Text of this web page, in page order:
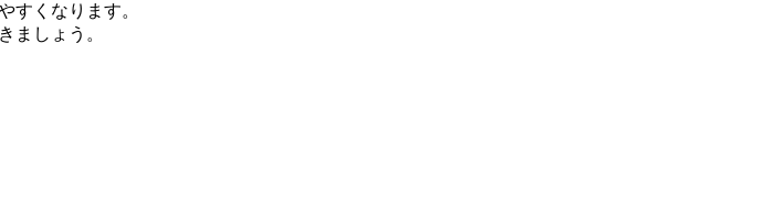
すくなります。
ましょう。